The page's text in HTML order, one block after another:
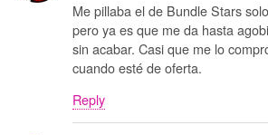
Me pillaba el de Bundle Stars
pero ya es que me da hasta
sin acabar. Casi que me lo
cuando esté de oferta.
Reply